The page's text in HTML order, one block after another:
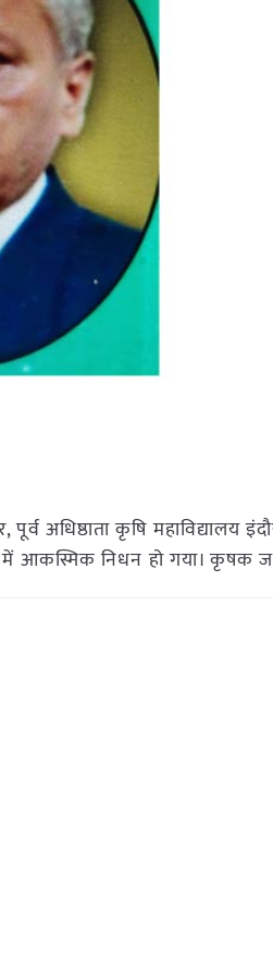
अधिष्ठाता कृषि महाविद्यालय
में आकस्मिक निधन हो गया। कृषक